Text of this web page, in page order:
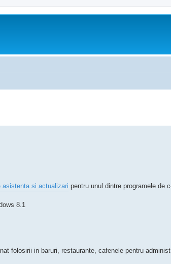
asistenta si actualizari pentru unul dintre programele de
8.1
folosirii in baruri, restaurante, cafenele pentru